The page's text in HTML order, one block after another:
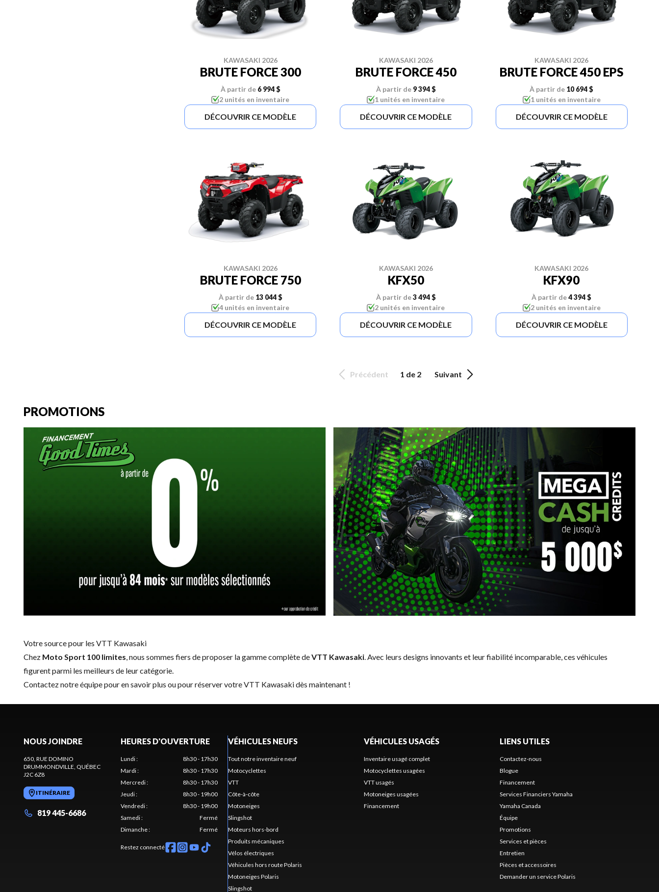
KAWASAKI 2026
BRUTE FORCE 300
À partir de 6 994 $
2 unités en inventaire
DÉCOUVRIR CE MODÈLE
KAWASAKI 2026
BRUTE FORCE 450
À partir de 9 394 $
1 unités en inventaire
DÉCOUVRIR CE MODÈLE
KAWASAKI 2026
BRUTE FORCE 450 EPS
À partir de 10 694 $
1 unités en inventaire
DÉCOUVRIR CE MODÈLE
KAWASAKI 2026
BRUTE FORCE 750
À partir de 13 044 $
4 unités en inventaire
DÉCOUVRIR CE MODÈLE
KAWASAKI 2026
KFX50
À partir de3 494 $
2 unités en inventaire
DÉCOUVRIR CE MODÈLE
KAWASAKI 2026
KFX90
À partir de4 394 $
2 unités en inventaire
DÉCOUVRIR CE MODÈLE
Précédent 1 de 2 Suivant
PROMOTIONS
Votre source pour les VTT Kawasaki
Chez Moto Sport 100 limites, nous sommes fiers de proposer la gamme complète deVTT Kawasaki. Avec leurs designs innovants et leur fiabilité incomparable, ces véhicules
figurent parmi les meilleurs de leur catégorie.
Contactez notre équipepour en savoir plus ou pour réserver votre VTT Kawasaki dès maintenant !
NOUS JOINDRE
650, RUE DOMINO
DRUMMONDVILLE , QUÉBEC
J2C 6Z8
ITINÉRAIRE
819 445-6686
HEURES D'OUVERTURE
Lundi:
8h30 - 17h30
Mardi:
8h30 - 17h30
Mercredi:
8h30 - 17h30
Jeudi:
8h30 - 19h00
Vendredi:
8h30 - 19h00
Samedi:
Fermé
Dimanche: Fermé
Restez connecté
VÉHICULES NEUFS
Tout notre inventaire neuf
Motocyclettes
VTT
Côte-à-côte
Motoneiges
Slingshot
Moteurs hors-bord
Produits mécaniques
Vélos électriques
Véhicules hors route Polaris
Motoneiges Polaris
Slingshot
VÉHICULES USAGÉS
Inventaire usagé complet
Motocyclettes usagées
VTT usagés
Motoneiges usagées
Financement
LIENS UTILES
Contactez-nous
Blogue
Financement
Services Financiers Yamaha
Yamaha Canada
Équipe
Promotions
Services et pièces
Entretien
Pièces et accessoires
Demander un service Polaris